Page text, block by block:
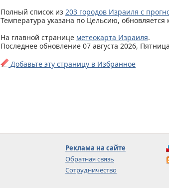
Полный список из 203 городов Израиля с
Температура указана по Цельсию, обновляется
На главной странице метеокарта Израиля.
Последнее обновление 07 августа 2026,
Добавьте эту страницу в Избранное
Реклама на сайте
Обратная связь
Сотрудничество